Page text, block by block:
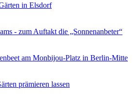
in Elsdorf
- zum Auftakt die „Sonnenanbeter“
am Monbijou-Platz in Berlin-Mitte
prämieren lassen